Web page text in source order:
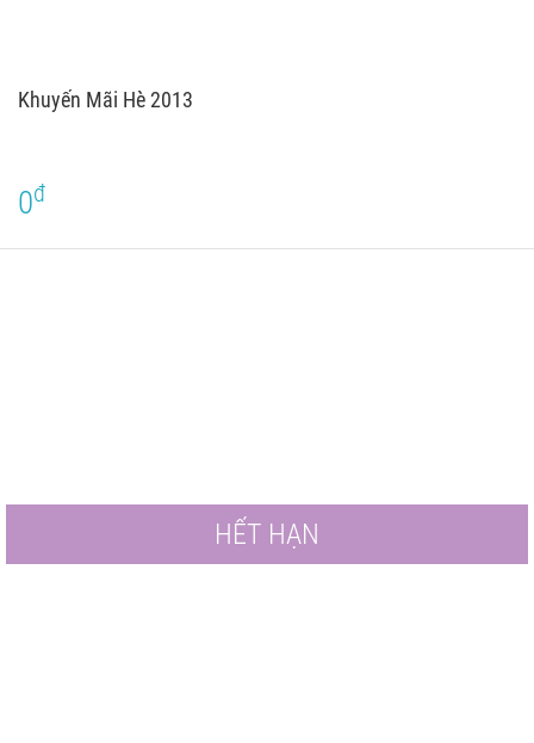
Khuyến Mãi Hè 2013
0đ
HẾT HẠN